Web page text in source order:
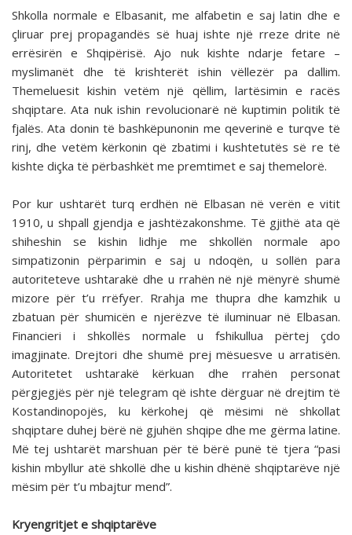
Shkolla normale e Elbasanit, me alfabetin e saj latin dhe e
çliruar prej propagandës së huaj ishte një rreze drite në
errësirën e Shqipërisë. Ajo nuk kishte ndarje fetare –
myslimanët dhe të krishterët ishin vëllezër pa dallim.
Themeluesit kishin vetëm një qëllim, lartësimin e racës
shqiptare. Ata nuk ishin revolucionarë në kuptimin politik të
fjalës. Ata donin të bashkëpunonin me qeverinë e turqve të
rinj, dhe vetëm kërkonin që zbatimi i kushtetutës së re të
kishte diçka të përbashkët me premtimet e saj themelorë.
Por kur ushtarët turq erdhën në Elbasan në verën e vitit
1910, u shpall gjendja e jashtëzakonshme. Të gjithë ata që
shiheshin se kishin lidhje me shkollën normale apo
simpatizonin përparimin e saj u ndoqën, u sollën para
autoriteteve ushtarakë dhe u rrahën në një mënyrë shumë
mizore për t’u rrëfyer. Rrahja me thupra dhe kamzhik u
zbatuan për shumicën e njerëzve të iluminuar në Elbasan.
Financieri i shkollës normale u fshikullua përtej çdo
imagjinate. Drejtori dhe shumë prej mësuesve u arratisën.
Autoritetet ushtarakë kërkuan dhe rrahën personat
përgjegjës për një telegram që ishte dërguar në drejtim të
Kostandinopojës, ku kërkohej që mësimi në shkollat
shqiptare duhej bërë në gjuhën shqipe dhe me gërma latine.
Më tej ushtarët marshuan për të bërë punë të tjera “pasi
kishin mbyllur atë shkollë dhe u kishin dhënë shqiptarëve një
mësim për t’u mbajtur mend”.
Kryengritjet e shqiptarëve